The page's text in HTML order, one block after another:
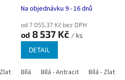
dub Bílá - Tmavý dub Bílá -
Na objednávku 9 - 16 dnů
od 7 055,37 Kč bez DPH
od 8 537 Kč / ks
DETAIL
Bílá Bílá - Antracit Bílá - Zlatý